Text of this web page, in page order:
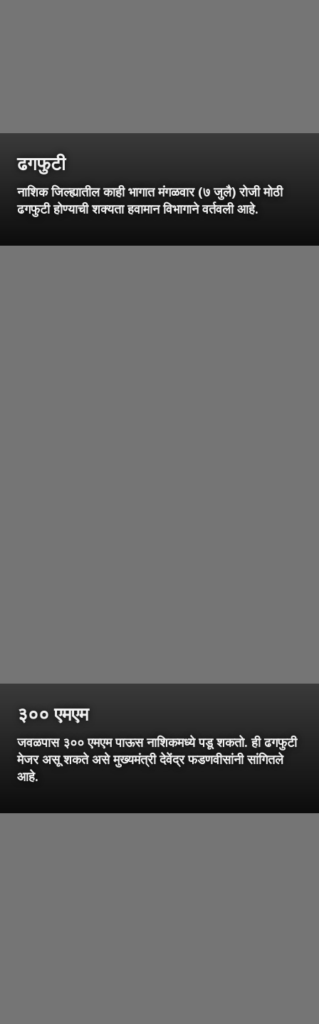
ढगफुटी
नाशिक जिल्ह्यातील काही भागात मंगळवार (७ जुलै) रोजी मोठी
ढगफुटी होण्याची शक्यता हवामान विभागाने वर्तवली आहे.
३०० एमएम
जवळपास ३०० एमएम पाऊस नाशिकमध्ये पडू शकतो. ही ढगफुटी
मेजर असू शकते असे मुख्यमंत्री देवेंद्र फडणवीसांनी सांगितले
आहे.